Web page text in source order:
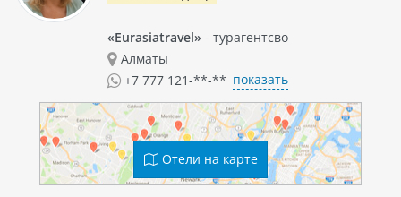
«Eurasiatravel» - турагентсво
Алматы
+7 777 121-**-** показать
Отели на карте